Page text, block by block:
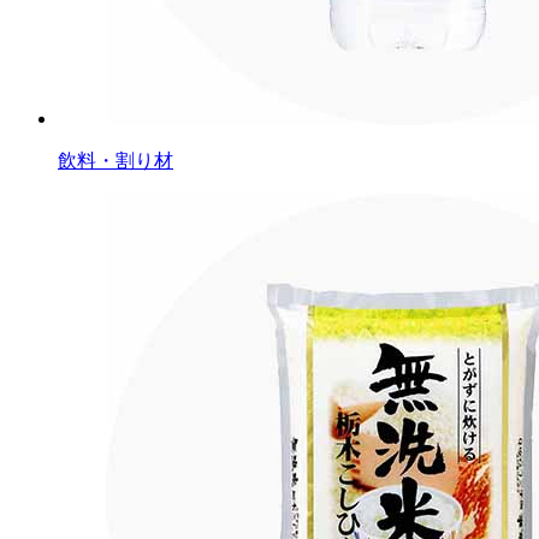
飲料・割り材